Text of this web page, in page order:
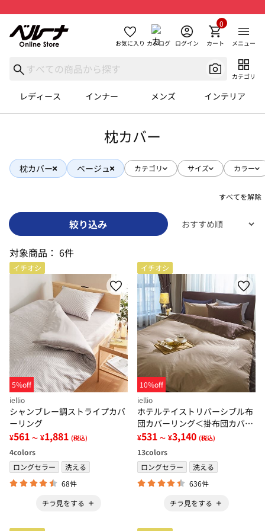
お気に入り カタログ ログイン カート
0
メニュー
カテゴリ
レディース インナー メンズ インテリア
枕カバー
枕カバー ベージュ カテゴリ サイズ カラー
すべてを解除
絞り込み
対象商品： 6件
イチオシ
5%off
iellio
シャンブレー調ストライプカバ
ーリング
¥561 ～ ¥1,881 (税込)
4colors
ロングセラー
洗える
68件
チラ見をする
イチオシ
10%off
iellio
ホテルテイストリバーシブル布
団カバーリング＜掛布団カバ
ー・フィットシーツ・ボックス
シーツ・枕カバー・１年中快適
＞
¥531 ～ ¥3,140 (税込)
13colors
ロングセラー
洗える
636件
チラ見をする